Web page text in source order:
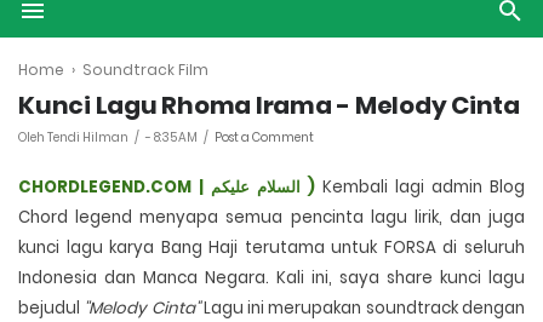
Home › Soundtrack Film
Kunci Lagu Rhoma Irama - Melody Cinta
Oleh Tendi Hilman - 8:35 AM Post a Comment
CHORDLEGEND.COM | السلام عليكم ) Kembali lagi admin Blog
Chord legend menyapa semua pencinta lagu lirik, dan juga
kunci lagu karya Bang Haji terutama untuk FORSA di seluruh
Indonesia dan Manca Negara. Kali ini, saya share kunci lagu
bejudul ''Melody Cinta"Lagu ini merupakan soundtrack dengan